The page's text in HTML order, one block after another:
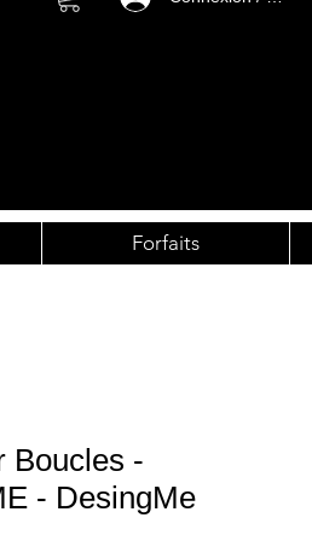
Forfaits
Boucles -
- DesingMe